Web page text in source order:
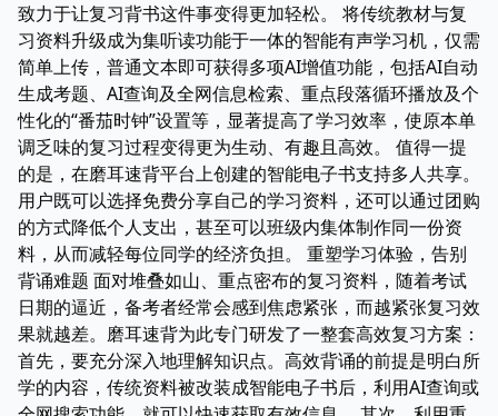
致力于让复习背书这件事变得更加轻松。 将传统教材与复
习资料升级成为集听读功能于一体的智能有声学习机，仅需
简单上传，普通文本即可获得多项AI增值功能，包括AI自动
生成考题、AI查询及全网信息检索、重点段落循环播放及个
性化的“番茄时钟”设置等，显著提高了学习效率，使原本单
调乏味的复习过程变得更为生动、有趣且高效。 值得一提
的是，在磨耳速背平台上创建的智能电子书支持多人共享。
用户既可以选择免费分享自己的学习资料，还可以通过团购
的方式降低个人支出，甚至可以班级内集体制作同一份资
料，从而减轻每位同学的经济负担。 重塑学习体验，告别
背诵难题 面对堆叠如山、重点密布的复习资料，随着考试
日期的逼近，备考者经常会感到焦虑紧张，而越紧张复习效
果就越差。磨耳速背为此专门研发了一整套高效复习方案：
首先，要充分深入地理解知识点。高效背诵的前提是明白所
学的内容，传统资料被改装成智能电子书后，利用AI查询或